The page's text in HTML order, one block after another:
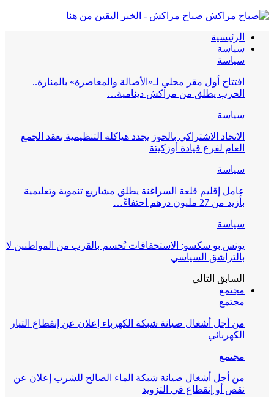
صباح مراكش - الخبر اليقين من هنا
الرئيسية
سياسة
سياسة
افتتاح أول مقر محلي لـ«الأصالة والمعاصرة» بالمنارة..
الحزب يطلق من مراكش دينامية…
سياسة
الاتحاد الاشتراكي بالحوز يجدد هياكله التنظيمية بعقد الجمع
العام لفرع قيادة أوزكيتة
سياسة
عامل إقليم قلعة السراغنة يطلق مشاريع تنموية وتعليمية
بأزيد من 27 مليون درهم احتفاءً…
سياسة
يونس بو سكسو: الاستحقاقات تُحسم بالقرب من المواطنين لا
بالتراشق السياسي
السابق التالي
مجتمع
مجتمع
من أجل أشغال صيانة شبكة الكهرباء إعلان عن إنقطاع التيار
الكهربائي
مجتمع
من أجل أشغال صيانة شبكة الماء الصالح للشرب إعلان عن
نقص أو إنقطاع في التزويد